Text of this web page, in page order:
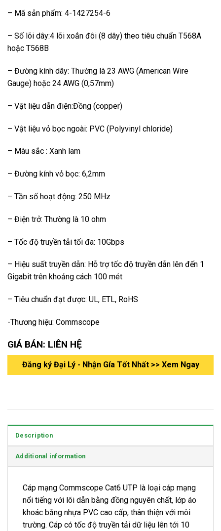
– Mã sản phẩm: 4-1427254-6
– Số lõi dây:4 lõi xoắn đôi (8 dây) theo tiêu chuẩn T568A
hoặc T568B
– Đường kính dây: Thường là 23 AWG (American Wire
Gauge) hoặc 24 AWG (0,57mm)
– Vật liệu dẫn điện:Đồng (copper)
– Vật liệu vỏ bọc ngoài: PVC (Polyvinyl chloride)
– Màu sắc : Xanh lam
– Đường kính vỏ bọc: 6,2mm
– Tần số hoạt động: 250 MHz
– Điện trở: Thường là 10 ohm
– Tốc độ truyền tải tối đa: 10Gbps
– Hiệu suất truyền dẫn: Hỗ trợ tốc độ truyền dẫn lên đến 1
Gigabit trên khoảng cách 100 mét
– Tiêu chuẩn đạt được: UL, ETL, RoHS
-Thương hiệu: Commscope
GIÁ BÁN: LIÊN HỆ
Đăng ký Đại Lý - Nhận Gía Tốt Nhất >> Xem Ngay
Description
Additional information
Cáp mạng Commscope Cat6 UTP là loại cáp mạng
nổi tiếng với lõi dẫn bằng đồng nguyên chất, lớp áo
khoác bằng nhựa PVC cao cấp, thân thiện với môi
trường. Cáp có tốc độ truyền tải dữ liệu lên tới 10